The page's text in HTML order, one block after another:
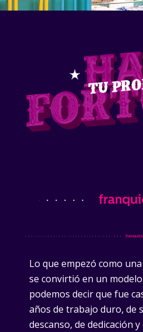
Lo que empezó como
se convirtió en un
podemos decir que fue
años de trabajo duro, de
descanso, de dedicación